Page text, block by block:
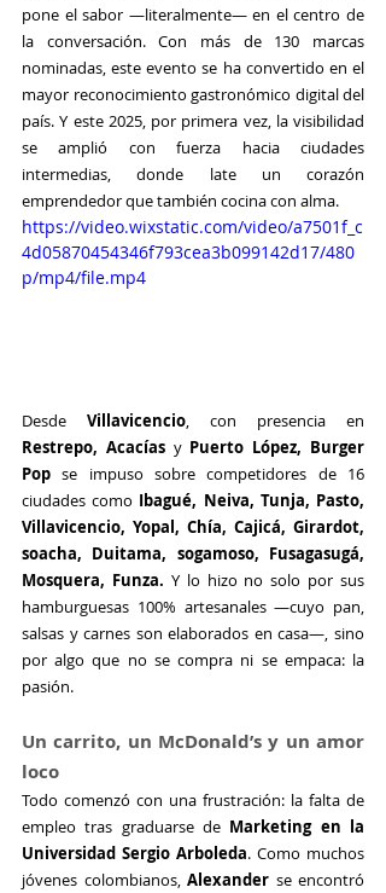
pone el sabor —literalmente— en el centro de
la conversación. Con más de 130 marcas
nominadas, este evento se ha convertido en el
mayor reconocimiento gastronómico digital del
país. Y este 2025, por primera vez, la visibilidad
se amplió con fuerza hacia ciudades
intermedias, donde late un corazón
emprendedor que también cocina con alma.
https://video.wixstatic.com/video/a7501f_c
4d05870454346f793cea3b099142d17/480
p/mp4/file.mp4
Desde Villavicencio, con presencia en
Restrepo, Acacías y Puerto López, Burger
Pop se impuso sobre competidores de 16
ciudades como Ibagué, Neiva, Tunja, Pasto,
Villavicencio, Yopal, Chía, Cajicá, Girardot,
soacha, Duitama, sogamoso, Fusagasugá,
Mosquera, Funza. Y lo hizo no solo por sus
hamburguesas 100% artesanales —cuyo pan,
salsas y carnes son elaborados en casa—, sino
por algo que no se compra ni se empaca: la
pasión.
Un carrito, un McDonald’s y un amor
loco
Todo comenzó con una frustración: la falta de
empleo tras graduarse de Marketing en la
Universidad Sergio Arboleda. Como muchos
jóvenes colombianos, Alexander se encontró